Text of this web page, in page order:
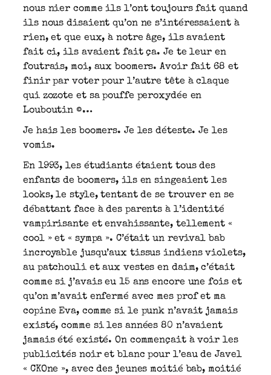
nous nier comme ils l’ont toujours fait quand
ils nous disaient qu’on ne s’intéressaient à
rien, et que eux, à notre âge, ils avaient
fait ci, ils avaient fait ça. Je te leur en
foutrais, moi, aux boomers. Avoir fait 68 et
finir par voter pour l’autre tête à claque
qui zozote et sa pouffe peroxydée en
Louboutin ©…
Je hais les boomers. Je les déteste. Je les
vomis.
En 1993, les étudiants étaient tous des
enfants de boomers, ils en singeaient les
looks, le style, tentant de se trouver en se
débattant face à des parents à l’identité
vampirisante et envahissante, tellement «
cool » et « sympa ». C’était un revival bab
incroyable jusqu’aux tissus indiens violets,
au patchouli et aux vestes en daim, c’était
comme si j’avais eu 15 ans encore une fois et
qu’on m’avait enfermé avec mes prof et ma
copine Eva, comme si le punk n’avait jamais
existé, comme si les années 80 n’avaient
jamais été existé. On commençait à voir les
publicités noir et blanc pour l’eau de Javel
« CKOne », avec des jeunes moitié bab, moitié